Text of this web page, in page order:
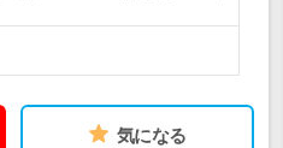
気になる